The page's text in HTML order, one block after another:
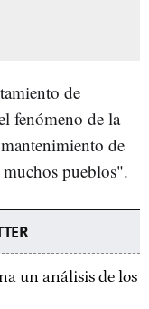
de
fenómeno de la
de
pueblos".
un análisis de los